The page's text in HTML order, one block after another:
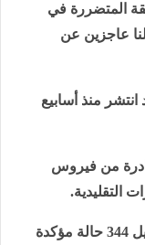
المتضررة في
عاجزين عن
منذ أسابيع
من فيروس
التقليدية.
وأعلنت منظمة الصحة العالمية عن تسجيل 344 حالة مؤكدة